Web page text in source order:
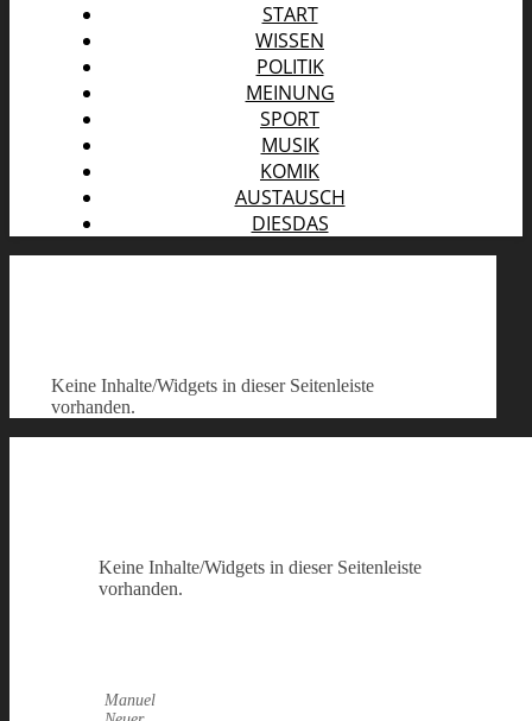
START
WISSEN
POLITIK
MEINUNG
SPORT
MUSIK
KOMIK
AUSTAUSCH
DIESDAS
Keine Inhalte/Widgets in dieser Seitenleiste
vorhanden.
Keine Inhalte/Widgets in dieser Seitenleiste
vorhanden.
Manuel